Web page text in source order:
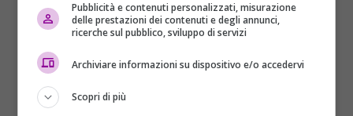
Pubblicità e contenuti personalizzati, misurazione
delle prestazioni dei contenuti e degli annunci,
ricerche sul pubblico, sviluppo di servizi
Archiviare informazioni su dispositivo e/o accedervi
Scopri di più